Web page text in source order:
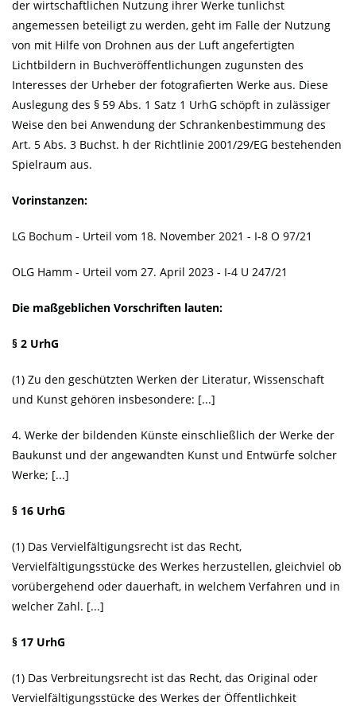
der wirtschaftlichen Nutzung ihrer Werke tunlichst
angemessen beteiligt zu werden, geht im Falle der Nutzung
von mit Hilfe von Drohnen aus der Luft angefertigten
Lichtbildern in Buchveröffentlichungen zugunsten des
Interesses der Urheber der fotografierten Werke aus. Diese
Auslegung des § 59 Abs. 1 Satz 1 UrhG schöpft in zulässiger
Weise den bei Anwendung der Schrankenbestimmung des
Art. 5 Abs. 3 Buchst. h der Richtlinie 2001/29/EG bestehenden
Spielraum aus.
Vorinstanzen:
LG Bochum - Urteil vom 18. November 2021 - I-8 O 97/21
OLG Hamm - Urteil vom 27. April 2023 - I-4 U 247/21
Die maßgeblichen Vorschriften lauten:
§ 2 UrhG
(1) Zu den geschützten Werken der Literatur, Wissenschaft
und Kunst gehören insbesondere: [...]
4. Werke der bildenden Künste einschließlich der Werke der
Baukunst und der angewandten Kunst und Entwürfe solcher
Werke; [...]
§ 16 UrhG
(1) Das Vervielfältigungsrecht ist das Recht,
Vervielfältigungsstücke des Werkes herzustellen, gleichviel ob
vorübergehend oder dauerhaft, in welchem Verfahren und in
welcher Zahl. [...]
§ 17 UrhG
(1) Das Verbreitungsrecht ist das Recht, das Original oder
Vervielfältigungsstücke des Werkes der Öffentlichkeit